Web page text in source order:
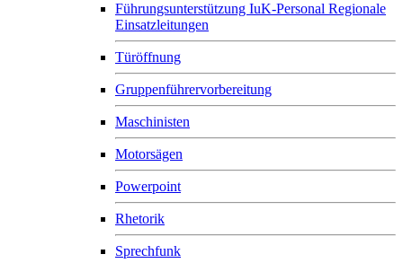
Führungsunterstützung IuK-Personal Regionale
Einsatzleitungen
Türöffnung
Gruppenführervorbereitung
Maschinisten
Motorsägen
Powerpoint
Rhetorik
Sprechfunk